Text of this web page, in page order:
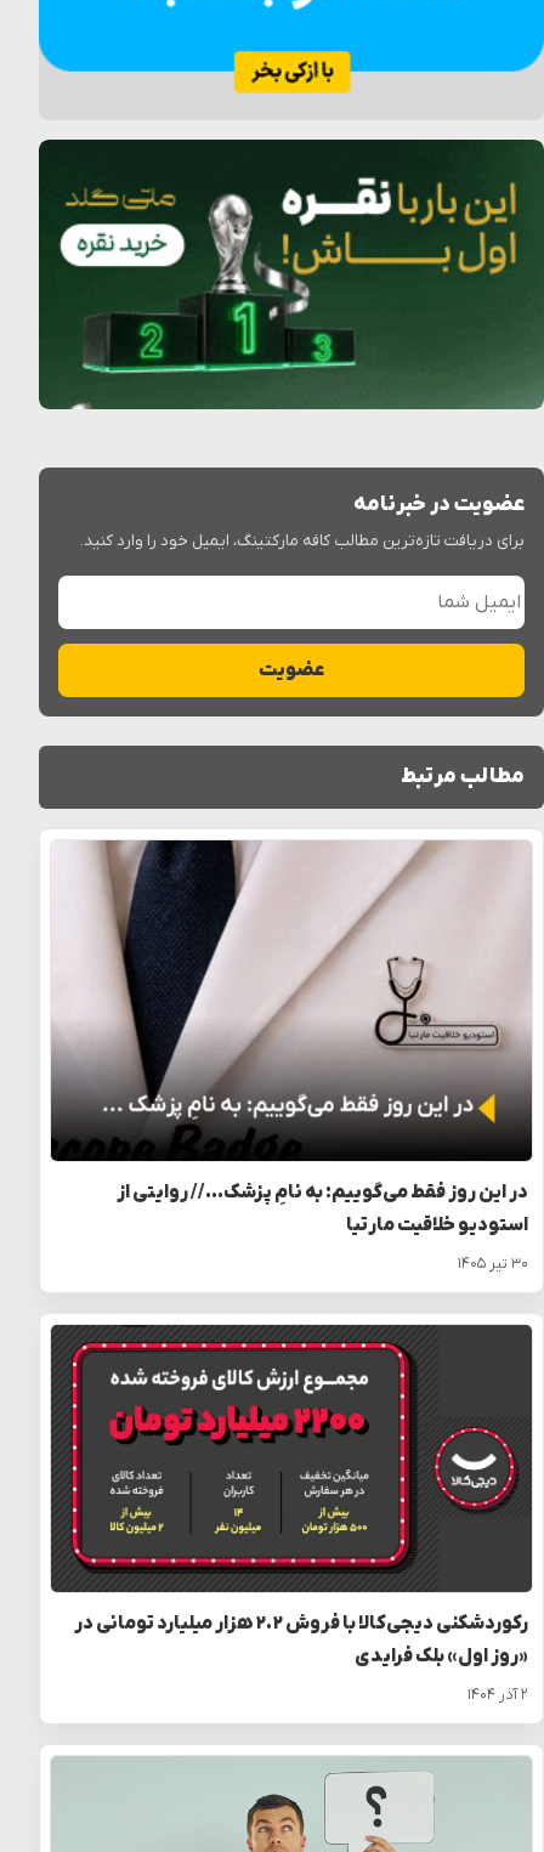
عضویت در خبرنامه
برای دریافت تازه‌ترین مطالب کافه مارکتینگ، ایمیل خود را وارد کنید.
ایمیل شما
عضویت
مطالب مرتبط
در این روز فقط می‌گوییم: به نامِ پزشک… // روایتی از
استودیو خلاقیت مارتیا
۳۰ تیر ۱۴۰۵
رکوردشکنی دیجی‌کالا با فروش ۲.۲ هزار میلیارد تومانی در
«روز اول» بلک فرایدی
۲ آذر ۱۴۰۴